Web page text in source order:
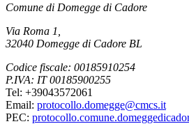
Comune di Domegge di Cadore
Via Roma 1,
32040 Domegge di Cadore BL
Codice fiscale: 00185910254
P.IVA: IT 00185900255
Tel: +39043572061
Email: protocollo.domegge@cmcs.it
PEC: